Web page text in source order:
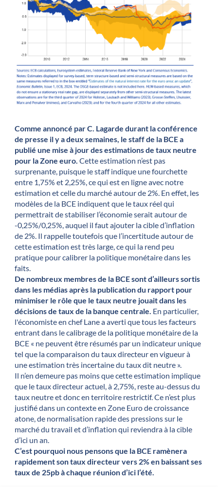
Comme annoncé par C. Lagarde durant la conférence
de presse il y a deux semaines, le staff de la BCE a
publié une mise à jour des estimations de taux neutre
pour la Zone euro. Cette estimation n’est pas
surprenante, puisque le staff indique une fourchette
entre 1,75% et 2,25%, ce qui est en ligne avec notre
estimation et celle du marché autour de 2%. En effet, les
modèles de la BCE indiquent que le taux réel qui
permettrait de stabiliser l’économie serait autour de
-0,25%/0,25%, auquel il faut ajouter la cible d’inflation
de 2%. Il rappelle toutefois que l’incertitude autour de
cette estimation est très large, ce qui la rend peu
pratique pour calibrer la politique monétaire dans les
faits.
De nombreux membres de la BCE sont d’ailleurs sortis
dans les médias après la publication du rapport pour
minimiser le rôle que le taux neutre jouait dans les
décisions de taux de la banque centrale. En particulier,
l'économiste en chef Lane a averti que tous les facteurs
entrant dans le calibrage de la politique monétaire de la
BCE « ne peuvent être résumés par un indicateur unique
tel que la comparaison du taux directeur en vigueur à
une estimation très incertaine du taux dit neutre ».
Il n’en demeure pas moins que cette estimation implique
que le taux directeur actuel, à 2,75%, reste au-dessus du
taux neutre et donc en territoire restrictif. Ce n’est plus
justifié dans un contexte en Zone Euro de croissance
atone, de normalisation rapide des pressions sur le
marché du travail et d’inflation qui reviendra à la cible
d’ici un an.
C’est pourquoi nous pensons que la BCE ramènera
rapidement son taux directeur vers 2% en baissant ses
taux de 25pb à chaque réunion d’ici l’été.